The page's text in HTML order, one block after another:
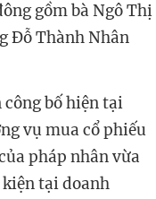
gồm bà Ngô Thị
Đỗ Thành Nhân
bố hiện tại
vụ mua cổ phiếu
pháp nhân vừa
tại doanh